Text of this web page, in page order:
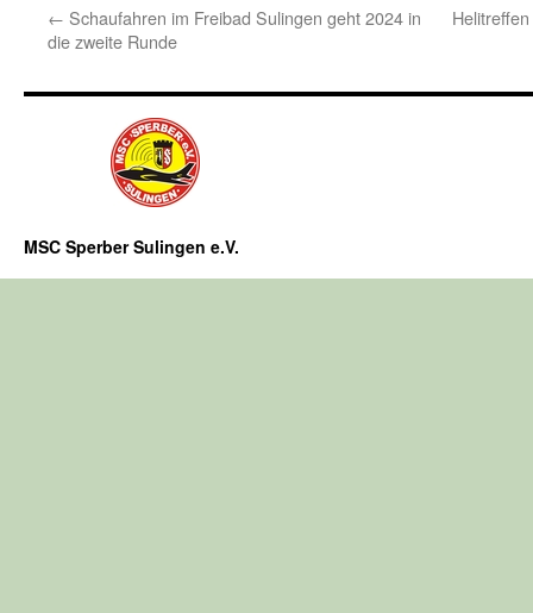
← Schaufahren im Freibad Sulingen geht 2024 in
die zweite Runde
MSC Sperber Sulingen e.V.